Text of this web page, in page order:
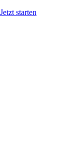
Jetzt starten